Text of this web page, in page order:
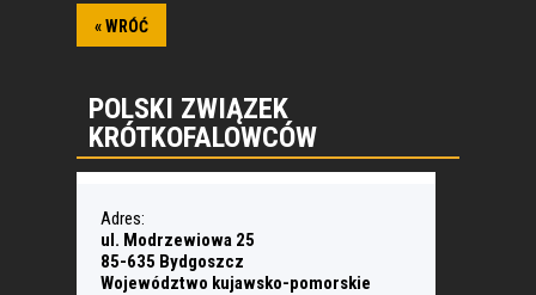
« WRÓĆ
POLSKI ZWIĄZEK
KRÓTKOFALOWCÓW
Adres:
ul. Modrzewiowa 25
85-635 Bydgoszcz
Województwo kujawsko-pomorskie